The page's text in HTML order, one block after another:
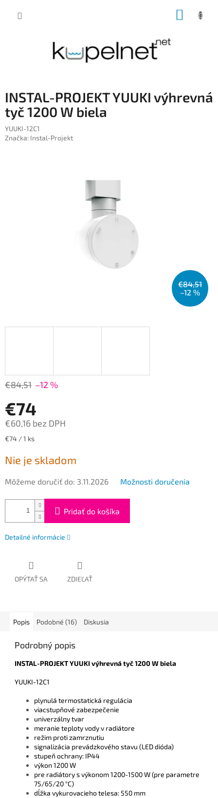
INSTAL-PROJEKT YUUKI výhrevná
tyč 1200 W biela
YUUKI-12C1
Značka: Instal-Projekt
€84,51
–12 %
€84,51 –12 %
€74
€60,16 bez DPH
Jednotková
€74 / 1 ks
Nie je skladom
Môžeme doručiť do: 3.11.2026 Možnosti doručenia
Pridať do košíka
Detailné informácie
OPÝTAŤ SA ZDIEĽAŤ
Popis Podobné (16) Diskusia
Podrobný popis
INSTAL-PROJEKT YUUKI výhrevná tyč 1200 W biela
YUUKI-12C1
plynulá termostatická regulácia
viacstupňové zabezpečenie
univerzálny tvar
meranie teploty vody v radiátore
režim proti zamrznutiu
signalizácia prevádzkového stavu (LED dióda)
stupeň ochrany: IP44
výkon 1200 W
pre radiátory s výkonom 1200-1500 W (pre parametre
75/65/20 °C)
dĺžka vykurovacieho telesa: 550 mm